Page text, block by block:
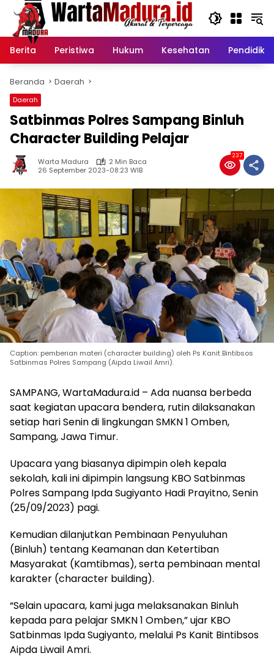
Langsung
konten
Berita
Peristiwa Hukum Kesehatan
Beranda Daerah
Daerah
Satbinmas Polres Sampang Binluh
Character Building Pelajar
Warta Madura
2 Min Baca
26 September 2023-08:23 WIB
237
Caption: pemberian materi (character building) oleh Ps Kanit Bintibsos
Satbinmas Polres Sampang (Aipda Liwail Amri).
SAMPANG, WartaMadura.id – Ada nuansa berbeda
saat kegiatan upacara bendera, rutin dilaksanakan
setiap hari Senin di lingkungan SMKN 1 Omben,
Sampang, Jawa Timur.
Upacara yang biasanya dipimpin oleh kepala
sekolah, kali ini dipimpin langsung KBO Satbinmas
Polres Sampang Ipda Sugiyanto Hadi Prayitno, Senin
(25/09/2023) pagi.
Kemudian dilanjutkan Pembinaan Penyuluhan
(Binluh) tentang Keamanan dan Ketertiban
Masyarakat (Kamtibmas), serta pembinaan mental
karakter (character building).
“Selain upacara, kami juga melaksanakan Binluh
kepada para pelajar SMKN 1 Omben,” ujar KBO
Satbinmas Ipda Sugiyanto, melalui Ps Kanit Bintibsos
Aipda Liwail Amri.